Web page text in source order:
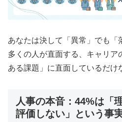
あなたは決して「異常」でも「
多くの人が直面する、キャリア
ある課題」に直面しているだけ
人事の本音：44%は「
評価しない」という事